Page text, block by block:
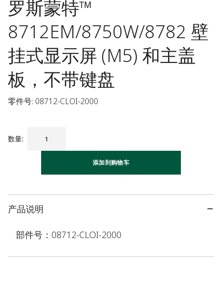
罗斯蒙特™
8712EM/8750W/8782 壁
挂式显示屏 (M5) 和主盖
板，不带键盘
零件号: 08712-CLOI-2000
数量:
添加到购物车
产品说明
部件号：08712-CLOI-2000